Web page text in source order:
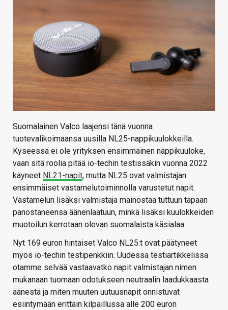
VAIHDA TEEMA
HAKU
Suomalainen Valco laajensi tänä vuonna
tuotevalikoimaansa uusilla NL25-nappikuulokkeilla.
Kyseessä ei ole yrityksen ensimmäinen nappikuuloke,
vaan sitä roolia pitää io-techin testissäkin vuonna 2022
käyneet NL21-napit, mutta NL25 ovat valmistajan
ensimmäiset vastamelutoiminnolla varustetut napit.
Vastamelun lisäksi valmistaja mainostaa tuttuun tapaan
panostaneensa äänenlaatuun, minkä lisäksi kuulokkeiden
muotoilun kerrotaan olevan suomalaista käsialaa.
Nyt 169 euron hintaiset Valco NL25:t ovat päätyneet
myös io-techin testipenkkiin. Uudessa testiartikkelissa
otamme selvää vastaavatko napit valmistajan nimen
mukanaan tuomaan odotukseen neutraalin laadukkaasta
äänestä ja miten muuten uutuusnapit onnistuvat
esiintymään erittäin kilpaillussa alle 200 euron